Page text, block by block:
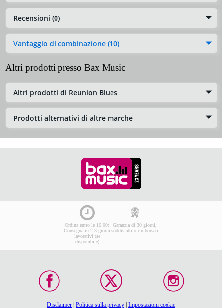
Recensioni (0)
Vantaggio di combinazione (10)
Altri prodotti presso Bax Music
Altri prodotti di Reunion Blues
Prodotti alternativi di altre marche
Ordina entro le 16:00:
Consegna in 2-3 giorni
lavorativi (se
disponibile)
Garanzia di 30 giorni,
soddisfatti o rimborsati
Disclaimer | Politica sulla privacy | Impostazioni cookie